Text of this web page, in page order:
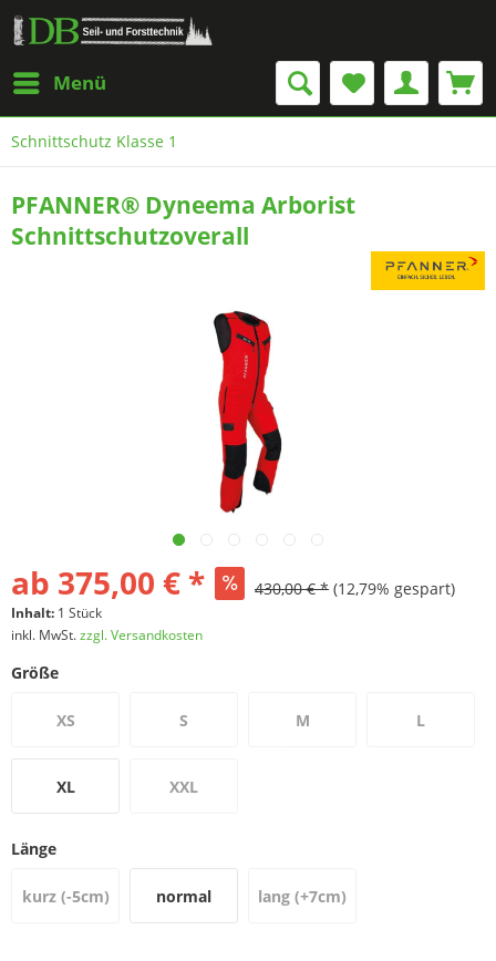
Menü
Schnittschutz Klasse 1
PFANNER® Dyneema Arborist
Schnittschutzoverall
ab 375,00 € * 430,00 € * (12,79% gespart)
Inhalt: 1 Stück
inkl. MwSt.zzgl. Versandkosten
Größe
XS S M L
XL XXL
Länge
kurz (-5cm) normal lang (+7cm)